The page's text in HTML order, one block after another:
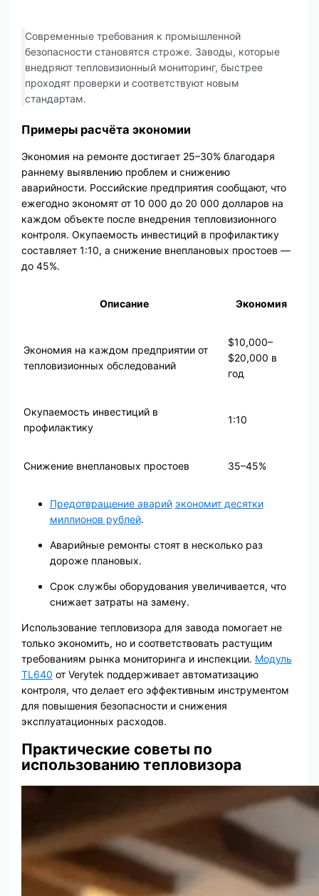
Современные требования к промышленной
безопасности становятся строже. Заводы, которые
внедряют тепловизионный мониторинг, быстрее
проходят проверки и соответствуют новым
стандартам.
Примеры расчёта экономии
Экономия на ремонте достигает 25–30% благодаря
раннему выявлению проблем и снижению
аварийности. Российские предприятия сообщают, что
ежегодно экономят от 10 000 до 20 000 долларов на
каждом объекте после внедрения тепловизионного
контроля. Окупаемость инвестиций в профилактику
составляет 1:10, а снижение внеплановых простоев —
до 45%.
Описание Экономия
Экономия на каждом предприятии от
тепловизионных обследований
$10,000–
$20,000 в
год
Окупаемость инвестиций в
профилактику
1:10
Снижение внеплановых простоев 35–45%
Предотвращение аварий экономит десятки
миллионов рублей.
Аварийные ремонты стоят в несколько раз
дороже плановых.
Срок службы оборудования увеличивается, что
снижает затраты на замену.
Использование тепловизора для завода помогает не
только экономить, но и соответствовать растущим
требованиям рынка мониторинга и инспекции. Модуль
TL640 от Verytek поддерживает автоматизацию
контроля, что делает его эффективным инструментом
для повышения безопасности и снижения
эксплуатационных расходов.
Практические советы по
использованию тепловизора